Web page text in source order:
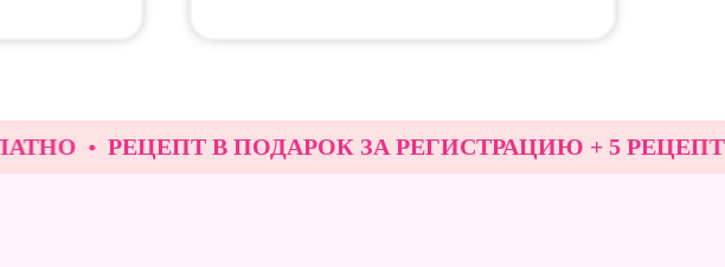
РЕЦЕПТ В ПОДАРОК ЗА РЕГИСТРАЦИЮ + 5 РЕЦЕПТОВ